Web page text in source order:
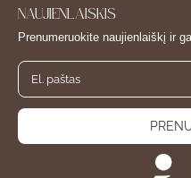
NAUJIENLAIŠKIS
Prenumeruokite naujienlaiškį ir